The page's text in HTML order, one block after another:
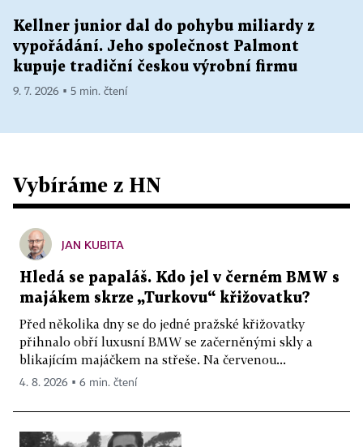
Kellner junior dal do pohybu miliardy z
vypořádání. Jeho společnost Palmont
kupuje tradiční českou výrobní firmu
9. 7. 2026 ▪ 5 min. čtení
Vybíráme z HN
JAN KUBITA
Hledá se papaláš. Kdo jel v černém BMW s
majákem skrze „Turkovu“ křižovatku?
Před několika dny se do jedné pražské křižovatky
přihnalo obří luxusní BMW se začerněnými skly a
blikajícím majáčkem na střeše. Na červenou...
4. 8. 2026 ▪ 6 min. čtení